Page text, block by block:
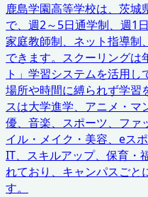
鹿島学園高等学校は、茨城
で、週2～5日通学制、週1
家庭教師制、ネット指導制
できます。スクーリングは
ト」学習システムを活用
場所や時間に縛られず学習
スは大学進学、アニメ・マ
優、音楽、スポーツ、ファ
イル・メイク・美容、eス
IT、スキルアップ、保育・
れており、キャンパスごと
す。